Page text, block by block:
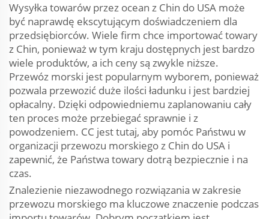
Wysyłka towarów przez ocean z Chin do USA może
być naprawdę ekscytującym doświadczeniem dla
przedsiębiorców. Wiele firm chce importować towary
z Chin, ponieważ w tym kraju dostępnych jest bardzo
wiele produktów, a ich ceny są zwykle niższe.
Przewóz morski jest popularnym wyborem, ponieważ
pozwala przewozić duże ilości ładunku i jest bardziej
opłacalny. Dzięki odpowiedniemu zaplanowaniu cały
ten proces może przebiegać sprawnie i z
powodzeniem. CC jest tutaj, aby pomóc Państwu w
organizacji przewozu morskiego z Chin do USA i
zapewnić, że Państwa towary dotrą bezpiecznie i na
czas.
Znalezienie niezawodnego rozwiązania w zakresie
przewozu morskiego ma kluczowe znaczenie podczas